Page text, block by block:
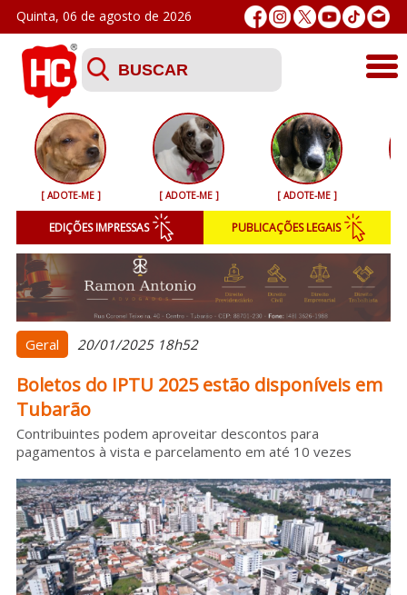
Quinta, 06 de agosto de 2026
Últimas
Esporte
Segurança
Geral
Variedades
Colunistas
Podcasts
Sobre o HC
[ ADOTE-ME ] [ ADOTE-ME ] [ ADOTE-ME ]
EDIÇÕES IMPRESSAS PUBLICAÇÕES LEGAIS
Geral 20/01/2025 18h52
Boletos do IPTU 2025 estão disponíveis em
Tubarão
Contribuintes podem aproveitar descontos para
pagamentos à vista e parcelamento em até 10 vezes